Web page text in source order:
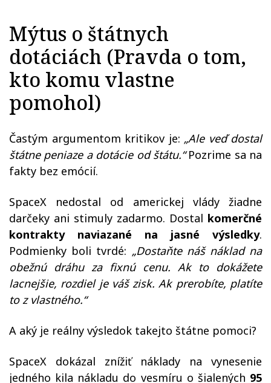
Mýtus o štátnych
dotáciách (Pravda o tom,
kto komu vlastne
pomohol)
Častým argumentom kritikov je: „Ale veď dostal
štátne peniaze a dotácie od štátu.“Pozrime sa na
fakty bez emócií.
SpaceX nedostal od americkej vlády žiadne
darčeky ani stimuly zadarmo. Dostal komerčné
kontrakty naviazané na jasné výsledky.
Podmienky boli tvrdé: „Dostaňte náš náklad na
obežnú dráhu za fixnú cenu. Ak to dokážete
lacnejšie, rozdiel je váš zisk. Ak prerobíte, platíte
to z vlastného.“
A aký je reálny výsledok takejto štátne pomoci?
SpaceX dokázal znížiť náklady na vynesenie
jedného kila nákladu do vesmíru o šialených 95